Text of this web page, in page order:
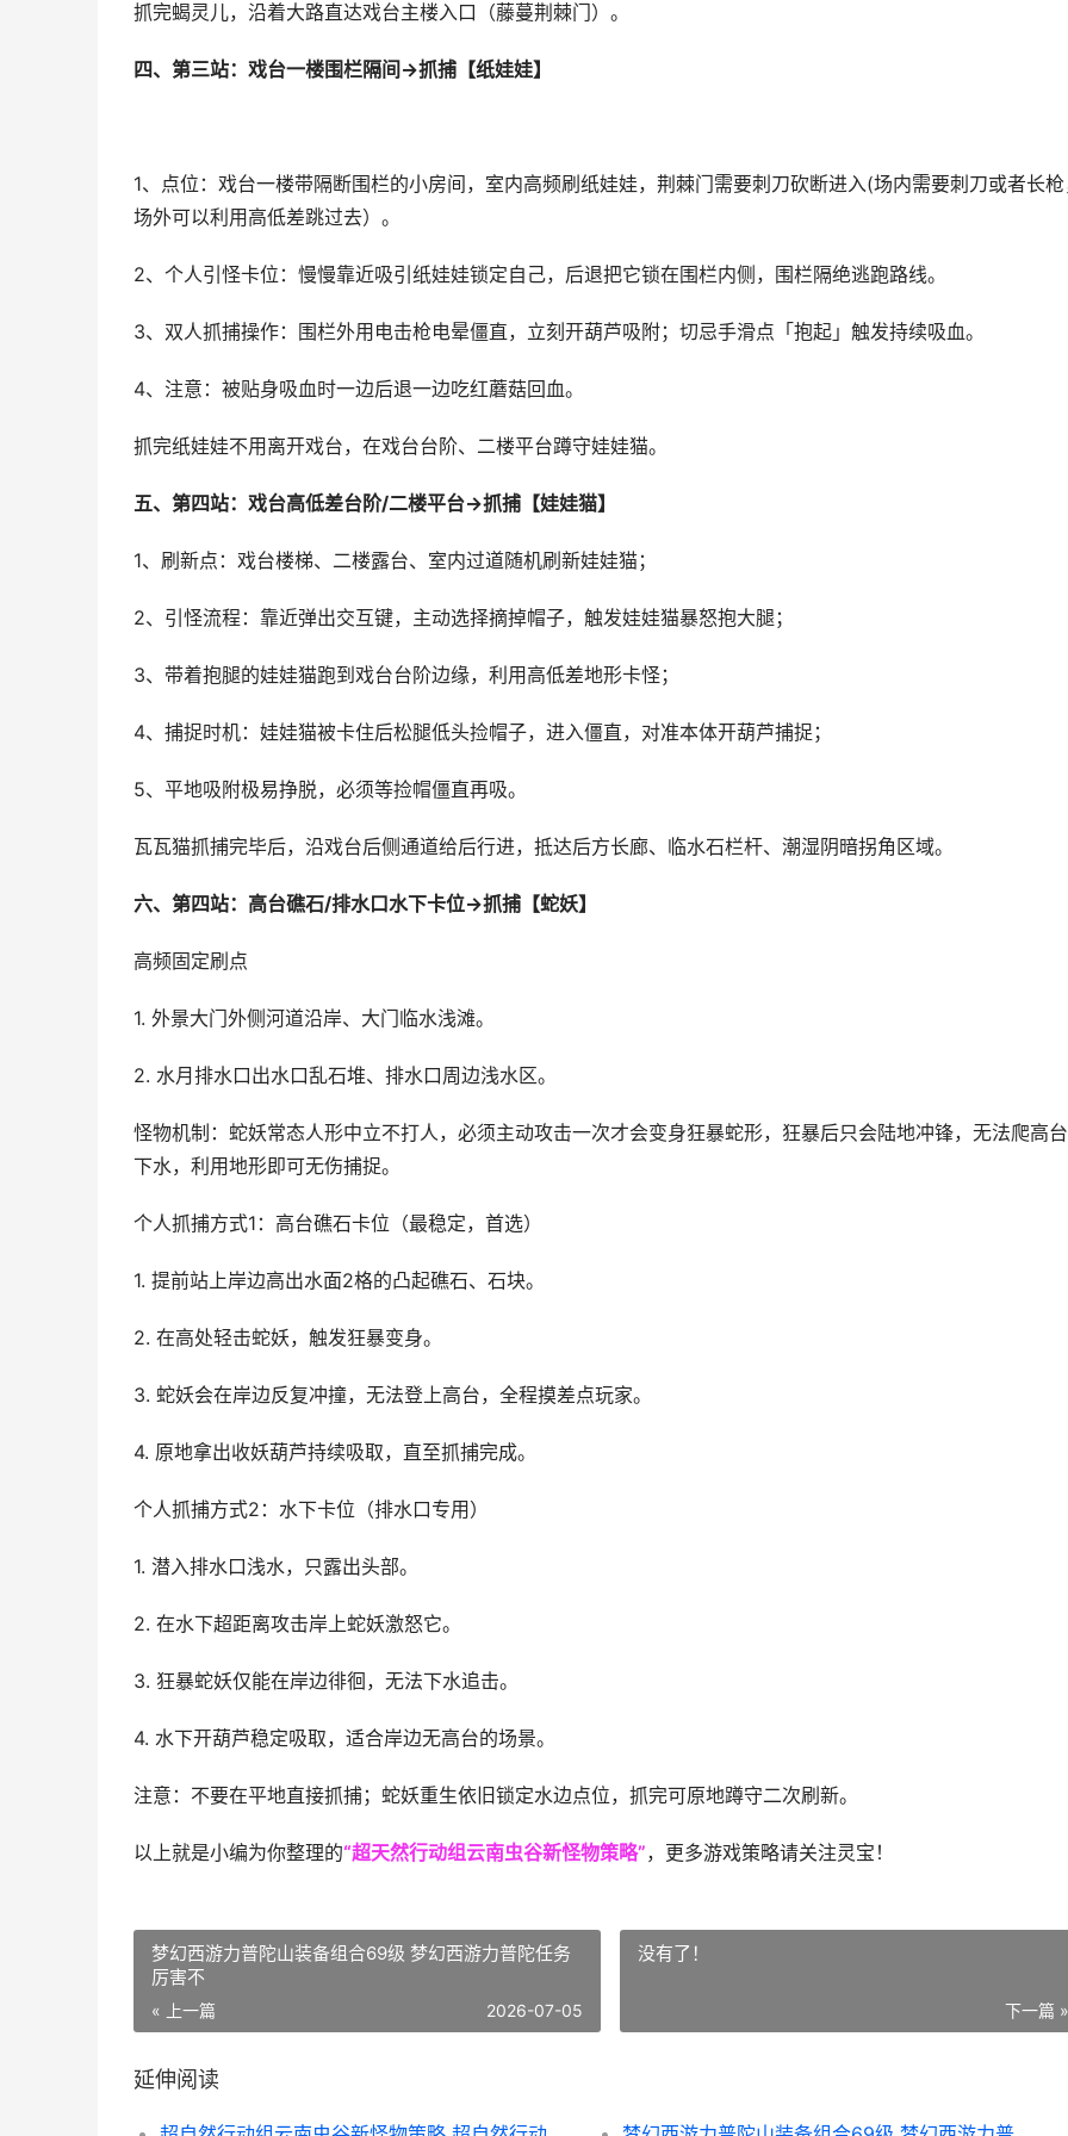
抓完蝎灵儿，沿着大路直达戏台主楼入口（藤蔓荆棘门）。
四、第三站：戏台一楼围栏隔间→抓捕【纸娃娃】
1、点位：戏台一楼带隔断围栏的小房间，室内高频刷纸娃娃，荆棘门需要刺刀砍断进入(场内需要刺刀或者长
场外可以利用高低差跳过去）。
2、个人引怪卡位：慢慢靠近吸引纸娃娃锁定自己，后退把它锁在围栏内侧，围栏隔绝逃跑路线。
3、双人抓捕操作：围栏外用电击枪电晕僵直，立刻开葫芦吸附；切忌手滑点「抱起」触发持续吸血。
4、注意：被贴身吸血时一边后退一边吃红蘑菇回血。
抓完纸娃娃不用离开戏台，在戏台台阶、二楼平台蹲守娃娃猫。
五、第四站：戏台高低差台阶/二楼平台→抓捕【娃娃猫】
1、刷新点：戏台楼梯、二楼露台、室内过道随机刷新娃娃猫；
2、引怪流程：靠近弹出交互键，主动选择摘掉帽子，触发娃娃猫暴怒抱大腿；
3、带着抱腿的娃娃猫跑到戏台台阶边缘，利用高低差地形卡怪；
4、捕捉时机：娃娃猫被卡住后松腿低头捡帽子，进入僵直，对准本体开葫芦捕捉；
5、平地吸附极易挣脱，必须等捡帽僵直再吸。
瓦瓦猫抓捕完毕后，沿戏台后侧通道给后行进，抵达后方长廊、临水石栏杆、潮湿阴暗拐角区域。
六、第四站：高台礁石/排水口水下卡位→抓捕【蛇妖】
高频固定刷点
1. 外景大门外侧河道沿岸、大门临水浅滩。
2. 水月排水口出水口乱石堆、排水口周边浅水区。
怪物机制：蛇妖常态人形中立不打人，必须主动攻击一次才会变身狂暴蛇形，狂暴后只会陆地冲锋，无法爬高
下水，利用地形即可无伤捕捉。
个人抓捕方式1：高台礁石卡位（最稳定，首选）
1. 提前站上岸边高出水面2格的凸起礁石、石块。
2. 在高处轻击蛇妖，触发狂暴变身。
3. 蛇妖会在岸边反复冲撞，无法登上高台，全程摸差点玩家。
4. 原地拿出收妖葫芦持续吸取，直至抓捕完成。
个人抓捕方式2：水下卡位（排水口专用）
1. 潜入排水口浅水，只露出头部。
2. 在水下超距离攻击岸上蛇妖激怒它。
3. 狂暴蛇妖仅能在岸边徘徊，无法下水追击。
4. 水下开葫芦稳定吸取，适合岸边无高台的场景。
注意：不要在平地直接抓捕；蛇妖重生依旧锁定水边点位，抓完可原地蹲守二次刷新。
以上就是小编为你整理的“超天然行动组云南虫谷新怪物策略”，更多游戏策略请关注灵宝！
梦幻西游力普陀山装备组合69级 梦幻西游力普陀任务
厉害不
« 上一篇 2026-07-05
没有了！
下一篇 »
延伸阅读